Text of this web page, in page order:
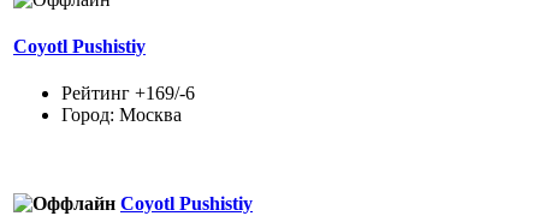
Coyotl Pushistiy
Рейтинг +169/-6
Город: Москва
Coyotl Pushistiy